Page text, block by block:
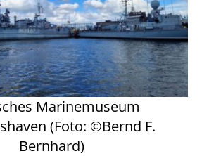
Marinemuseum
(Foto: ©Bernd F.
Bernhard)